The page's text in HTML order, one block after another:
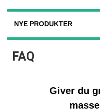
NYE PRODUKTER
FAQ
Giver du